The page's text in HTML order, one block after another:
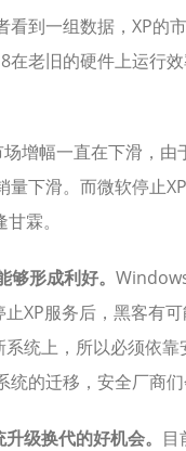
看到一组数据，XP的
老旧的硬件上运行
增幅一直在下滑，
量下滑。而微软停止
霖。
形成利好。
XP服务后，黑客有
统上，所以必须依
的迁移，安全厂商们
级换代的好机会。 目